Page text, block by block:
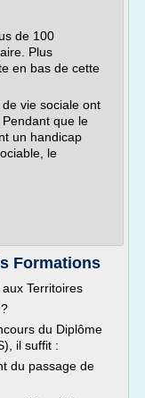
de 100
Plus
en bas de cette
vie sociale ont
que le
un handicap
le
Formations
Territoires
du Diplôme
il suffit :
du passage de